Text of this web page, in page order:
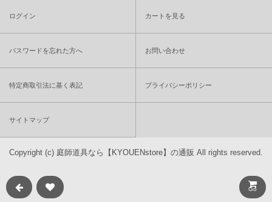
ログイン カートを見る
パスワードを忘れた方へ お問い合わせ
特定商取引法に基く表記 プライバシーポリシー
サイトマップ
Copyright (c) 庭師道具なら【KYOUENstore】の通販 All rights reserved.
Go